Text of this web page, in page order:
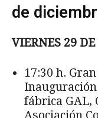
de
VIERNES 29
17:30 h.
fábrica GAL,
Asociación